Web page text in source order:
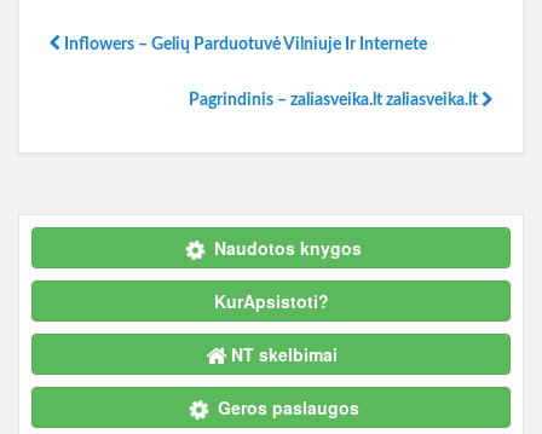
Inflowers – Gelių Parduotuvė Vilniuje Ir Internete
Pagrindinis – zaliasveika.lt zaliasveika.lt
Naudotos knygos
KurApsistoti?
NT skelbimai
Geros paslaugos